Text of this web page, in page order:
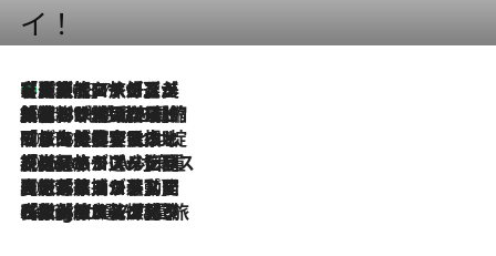
イ！
2026.8.7
【厳選旅コスメ】「多機能アイテムがメイン！」旅好き美容エディターが選んだ夏旅ベストコスメを発表【Mサイズジップ】
2026.8.6
「荷物が増えるほど旅ストレスは増す」美容ジャーナリストがたどり着いた最終結論。“化粧品を劇的に減らす”感動の凝縮美容とは
2026.8.6
「旅先には金髪ウィッグを持参」日本と同じメイクでは損してる!? 美容ジャーナリストが提案する“掟破りの旅美容”とは
2026.8.6
【厳選旅コスメ】「身軽さ＆UV対策重視！」ヘアアーティストshucoが選んだ夏旅ベストコスメを発表【Mサイズジップ】
2026.8.5
【厳選旅コスメ】国内をあちこち移動する河井菜摘が選んだ夏旅ベストコスメ発表！「リラックスアイテムはマスト」【Mサイズジップ】
2026.8.4
【厳選旅コスメ】「紫外線＆乾燥対策しながらメイク感も！」ヘア＆メイクGeorgeが選んだ夏旅ベストコスメを発表！【Mサイズジップ】